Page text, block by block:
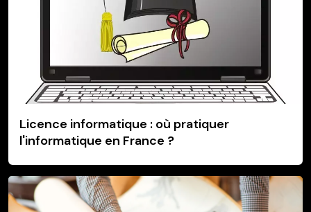
Licence informatique : où pratiquer
l'informatique en France ?